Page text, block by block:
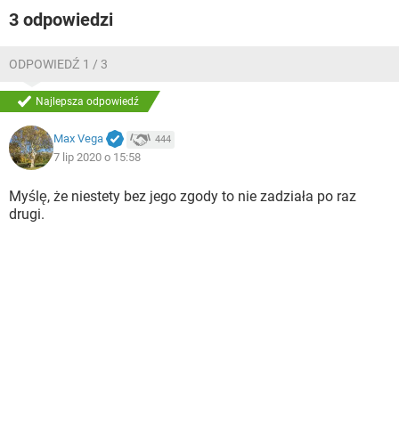
3 odpowiedzi
ODPOWIEDŹ 1 / 3
Najlepsza odpowiedź
Max Vega 444
7 lip 2020 o 15:58
Myślę, że niestety bez jego zgody to nie zadziała po raz
drugi.